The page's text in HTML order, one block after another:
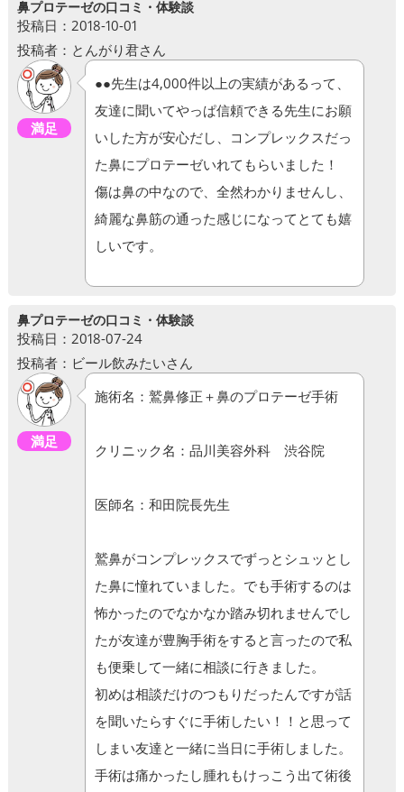
鼻プロテーゼの口コミ・体験談
投稿日：2018-10-01
投稿者：とんがり君さん
満足
●●先生は4,000件以上の実績があるって、
友達に聞いてやっぱ信頼できる先生にお願
いした方が安心だし、コンプレックスだっ
た鼻にプロテーゼいれてもらいました！
傷は鼻の中なので、全然わかりませんし、
綺麗な鼻筋の通った感じになってとても嬉
しいです。
鼻プロテーゼの口コミ・体験談
投稿日：2018-07-24
投稿者：ビール飲みたいさん
満足
施術名：鷲鼻修正＋鼻のプロテーゼ手術
クリニック名：品川美容外科 渋谷院
医師名：和田院長先生
鷲鼻がコンプレックスでずっとシュッとし
た鼻に憧れていました。でも手術するのは
怖かったのでなかなか踏み切れませんでし
たが友達が豊胸手術をすると言ったので私
も便乗して一緒に相談に行きました。
初めは相談だけのつもりだったんですが話
を聞いたらすぐに手術したい！！と思って
しまい友達と一緒に当日に手術しました。
手術は痛かったし腫れもけっこう出て術後